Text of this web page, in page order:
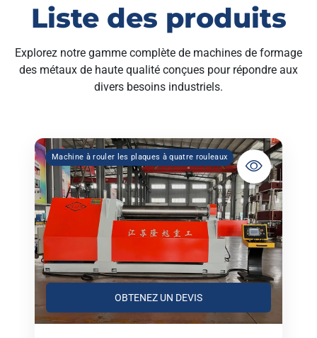
Liste des produits
Explorez notre gamme complète de machines de formage
des métaux de haute qualité conçues pour répondre aux
divers besoins industriels.
Machine à rouler les plaques à quatre rouleaux
OBTENEZ UN DEVIS